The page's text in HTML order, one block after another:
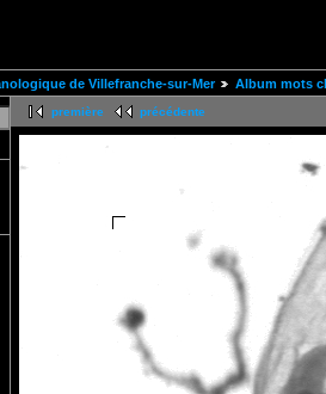
de Villefranche-sur-Mer Album mots
première précédente